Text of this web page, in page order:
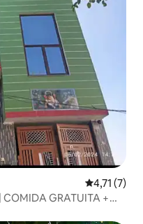
4,71 de
4,71 (7)
GRATUITA +